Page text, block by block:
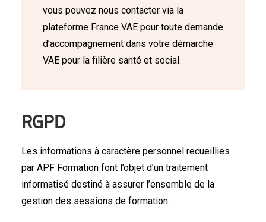
vous pouvez nous contacter via la
plateforme France VAE pour toute demande
d’accompagnement dans votre démarche
VAE pour la filière santé et social.
RGPD
Les informations à caractère personnel recueillies
par APF Formation font l’objet d’un traitement
informatisé destiné à assurer l’ensemble de la
gestion des sessions de formation.